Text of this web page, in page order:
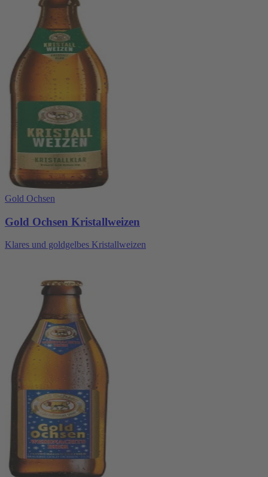
Gold Ochsen
Gold Ochsen Kristallweizen
Klares und goldgelbes Kristallweizen